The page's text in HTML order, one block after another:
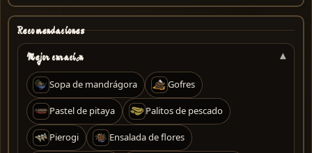
Recomendaciones
Mejor curación
Sopa de mandrágora Gofres
Pastel de pitaya Palitos de pescado
Pierogi Ensalada de flores